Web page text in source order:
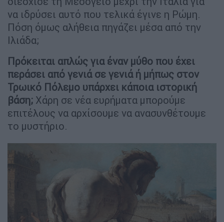
να ιδρύσει αυτό που τελικά έγινε η Ρώμη.
Πόση όμως αλήθεια πηγάζει μέσα από την
Ιλιάδα;
Πρόκειται απλώς για έναν μύθο που έχει
περάσει από γενιά σε γενιά ή μήπως στον
Τρωικό Πόλεμο υπάρχει κάποια ιστορική
βάση; Χάρη σε νέα ευρήματα μπορούμε
επιτέλους να αρχίσουμε να ανασυνθέτουμε
το μυστήριο.